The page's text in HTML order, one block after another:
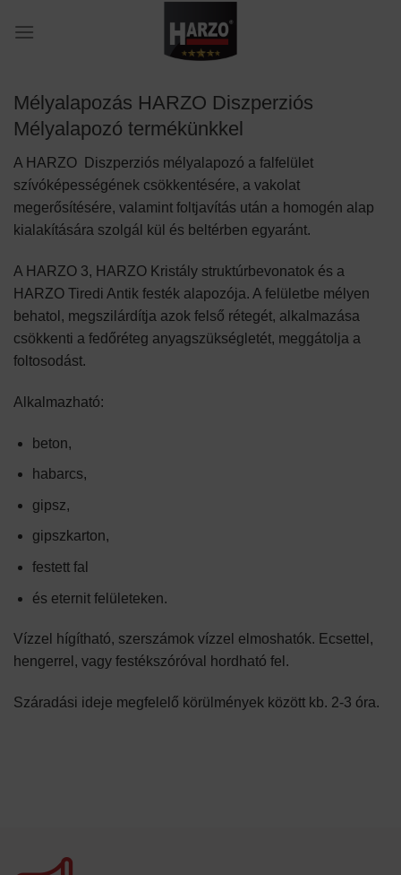
Mélyalapozás HARZO Diszperziós
Mélyalapozó termékünkkel
A HARZO Diszperziós mélyalapozó a falfelület
szívóképességének csökkentésére, a vakolat
megerősítésére, valamint foltjavítás után a homogén alap
kialakítására szolgál kül és beltérben egyaránt.
A HARZO 3, HARZO Kristály struktúrbevonatok és a
HARZO Tiredi Antik festék alapozója. A felületbe mélyen
behatol, megszilárdítja azok felső rétegét, alkalmazása
csökkenti a fedőréteg anyagszükségletét, meggátolja a
foltosodást.
Alkalmazható:
beton,
habarcs,
gipsz,
gipszkarton,
festett fal
és eternit felületeken.
Vízzel hígítható, szerszámok vízzel elmoshatók. Ecsettel,
hengerrel, vagy festékszóróval hordható fel.
Száradási ideje megfelelő körülmények között kb. 2-3 óra.